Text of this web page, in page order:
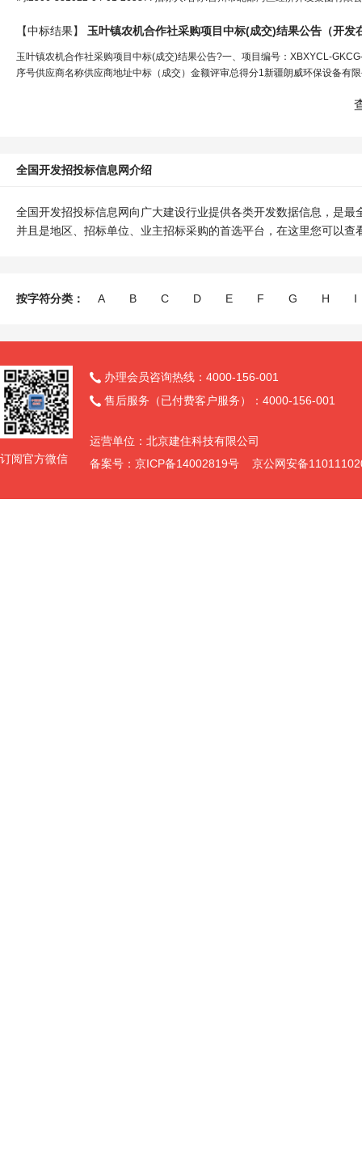
【中标结果】 玉叶镇农机合作社采购项目中标(成交)结果公告（开发
玉叶镇农机合作社采购项目中标(成交)结果公告?一、项目编号：XBXYCL-
序号供应商名称供应商地址中标（成交）金额评审总得分1新疆朗威环保设备有
全国开发招投标信息网介绍
全国开发招投标信息网向广大建设行业提供各类开发数据信息，是
并且是地区、招标单位、业主招标采购的首选平台，在这里您可以
按字符分类： A B C D E F G H I
订阅官方微信
 办理会员咨询热线：4000-156-001
 售后服务（已付费客户服务）：4000-156-001
运营单位：北京建住科技有限公司
备案号：京ICP备14002819号 京公网安备